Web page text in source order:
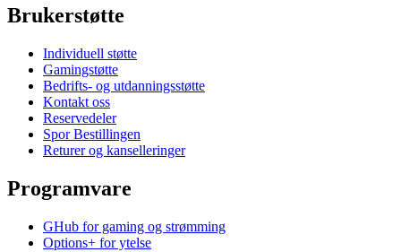
Brukerstøtte
Individuell støtte
Gamingstøtte
Bedrifts- og utdanningsstøtte
Kontakt oss
Reservedeler
Spor Bestillingen
Returer og kanselleringer
Programvare
GHub for gaming og strømming
Options+ for ytelse